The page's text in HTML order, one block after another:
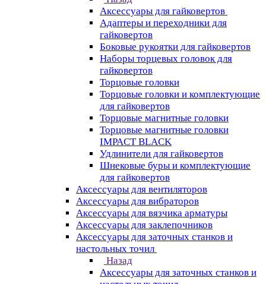
Аксессуары для гайковертов
Адаптеры и переходники для
гайковертов
Боковые рукоятки для гайковертов
Наборы торцевых головок для
гайковертов
Торцовые головки
Торцовые головки и комплектующие
для гайковертов
Торцовые магнитные головки
Торцовые магнитные головки
IMPACT BLACK
Удлинители для гайковертов
Шнековые буры и комплектующие
для гайковертов
Аксессуары для вентиляторов
Аксессуары для вибраторов
Аксессуары для вязчика арматуры
Аксессуары для заклепочников
Аксессуары для заточных станков и
настольных точил
Назад
Аксессуары для заточных станков и